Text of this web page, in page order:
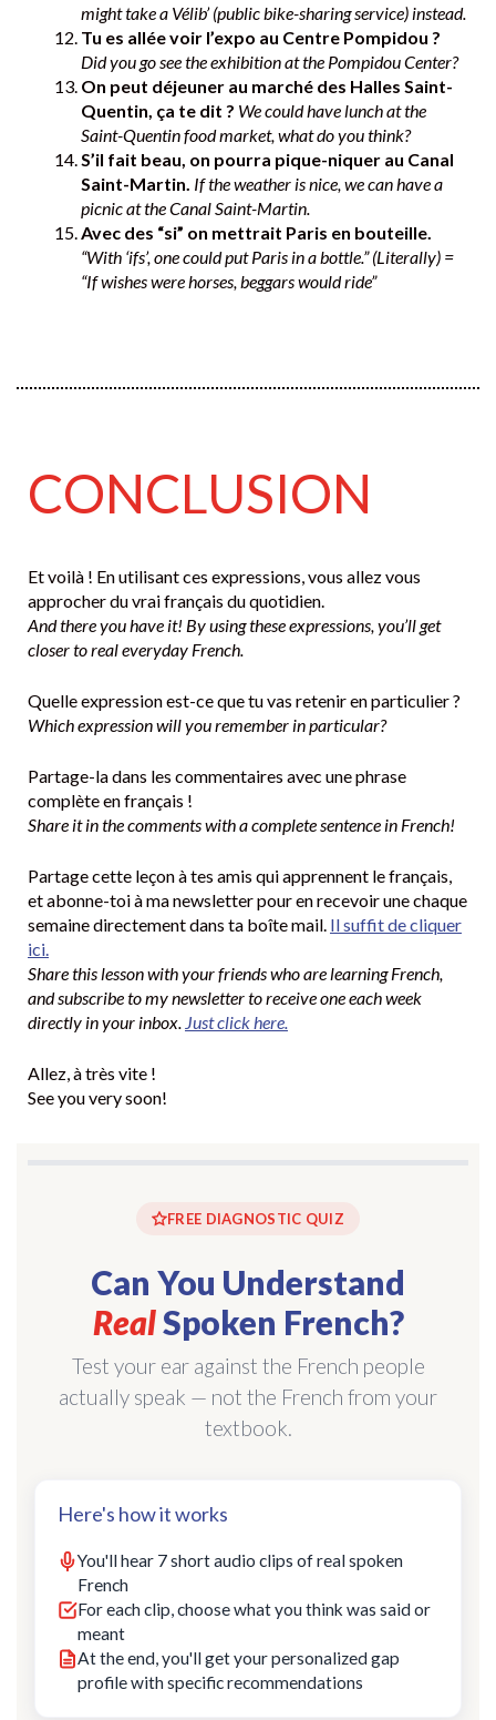
might take a Vélib’ (public bike-sharing service) instead.
Tu es allée voir l’expo au Centre Pompidou ?
Did you go see the exhibition at the Pompidou Center?
On peut déjeuner au marché des Halles Saint-
Quentin, ça te dit ? We could have lunch at the
Saint-Quentin food market, what do you think?
S’il fait beau, on pourra pique-niquer au Canal
Saint-Martin. If the weather is nice, we can have a
picnic at the Canal Saint-Martin.
Avec des “si” on mettrait Paris en bouteille.
“With ‘ifs’, one could put Paris in a bottle.” (Literally) =
“If wishes were horses, beggars would ride”
CONCLUSION
Et voilà ! En utilisant ces expressions, vous allez vous
approcher du vrai français du quotidien.
And there you have it! By using these expressions, you’ll get
closer to real everyday French.
Quelle expression est-ce que tu vas retenir en particulier ?
Which expression will you remember in particular?
Partage-la dans les commentaires avec une phrase
complète en français !
Share it in the comments with a complete sentence in French!
Partage cette leçon à tes amis qui apprennent le français,
et abonne-toi à ma newsletter pour en recevoir une chaque
semaine directement dans ta boîte mail. Il suffit de cliquer
ici.
Share this lesson with your friends who are learning French,
and subscribe to my newsletter to receive one each week
directly in your inbox. Just click here.
Allez, à très vite !
See you very soon!
FREE DIAGNOSTIC QUIZ
Can You Understand
RealSpoken French?
Test your ear against the French people
actually speak — not the French from your
textbook.
Here's how it works
You'll hear 7 short audio clips of real spoken
French
For each clip, choose what you think was said or
meant
At the end, you'll get your personalized gap
profile with specific recommendations